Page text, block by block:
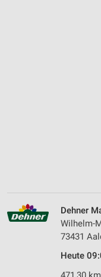
Dehner
Wilhelm-
73431
Heute